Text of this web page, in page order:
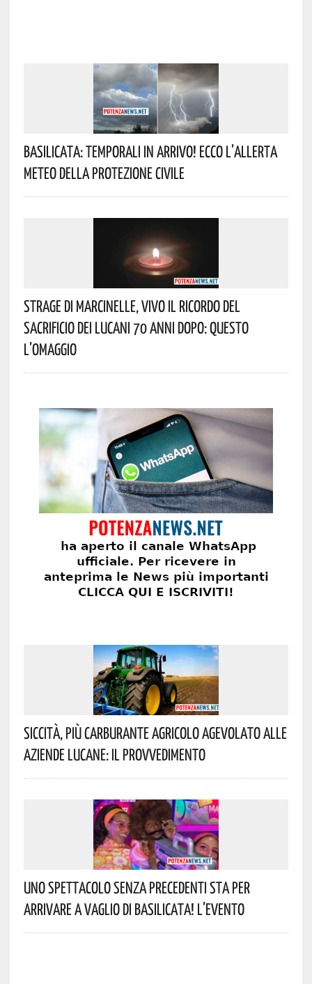
Basilicata: Temporali In Arrivo! Ecco L’allerta
Meteo Della Protezione Civile
Strage Di Marcinelle, Vivo Il Ricordo Del
Sacrificio Dei Lucani 70 Anni Dopo: Questo
L’omaggio
Siccità, Più Carburante Agricolo Agevolato Alle
Aziende Lucane: Il Provvedimento
Uno Spettacolo Senza Precedenti Sta Per
Arrivare A Vaglio Di Basilicata! L’evento